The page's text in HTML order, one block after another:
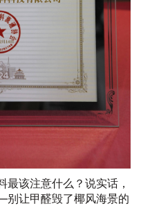
该注意什么？说实话，
让甲醛毁了椰风海景的